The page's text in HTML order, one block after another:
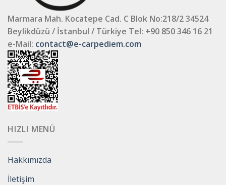
Marmara Mah. Kocatepe Cad. C Blok No:218/2 34524
Beylikdüzü / İstanbul / Türkiye Tel: +90 850 346 16 21
e-Mail: contact@e-carpediem.com
HIZLI MENÜ
Hakkımızda
İletişim